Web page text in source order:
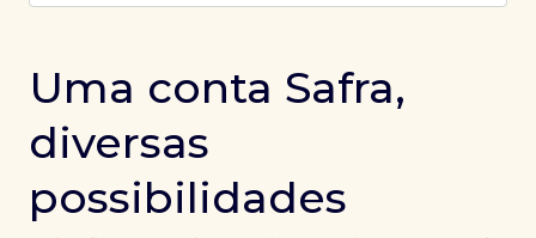
Uma conta Safra,
diversas
possibilidades